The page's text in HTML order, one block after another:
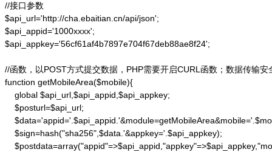
//接口参数
$api_url='http://cha.ebaitian.cn/api/json';
$api_appid='1000xxxx';
$api_appkey='56cf61af4b7897e704f67deb88ae8f24';
//函数，以POST方式提交数据，PHP需要开启CURL函数；数据传输安
function getMobileArea($mobile){
    global $api_url,$api_appid,$api_appkey;
    $posturl=$api_url;
    $sign=hash("sha256",$data.'&appkey='.$api_appkey);